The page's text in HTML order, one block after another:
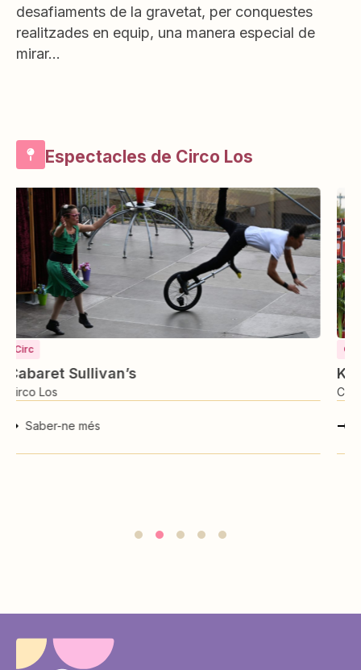
desafiaments de la gravetat, per conquestes
realitzades en equip, una manera especial de
mirar…
Espectacles de Circo Los
Kasumay
Circo Los
Saber-ne més